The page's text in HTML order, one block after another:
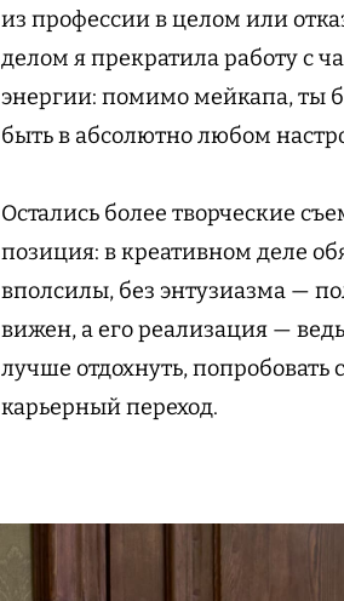
из профессии в целом или
делом я прекратила работу с
энергии: помимо мейкапа, ты
быть в абсолютно любом
Остались более творческие
позиция: в креативном деле
вполсилы, без энтузиазма —
вижен, а его реализация —
лучше отдохнуть,
карьерный переход.